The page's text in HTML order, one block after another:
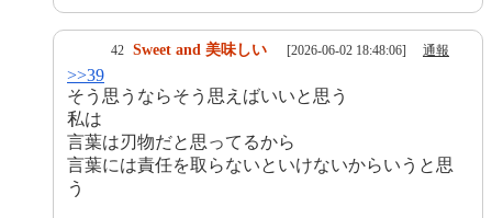
42 Sweet and 美味しい [2026-06-02 18:48:06] 通報
>>39
そう思うならそう思えばいいと思う
私は
言葉は刃物だと思ってるから
言葉には責任を取らないといけないからいうと思
う